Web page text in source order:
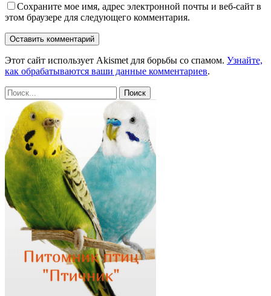
Сохраните мое имя, адрес электронной почты и веб-сайт в
этом браузере для следующего комментария.
Этот сайт использует Akismet для борьбы со спамом. Узнайте,
как обрабатываются ваши данные комментариев.